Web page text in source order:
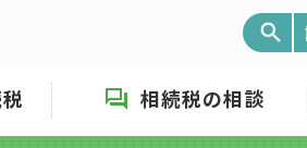
相続税の相談